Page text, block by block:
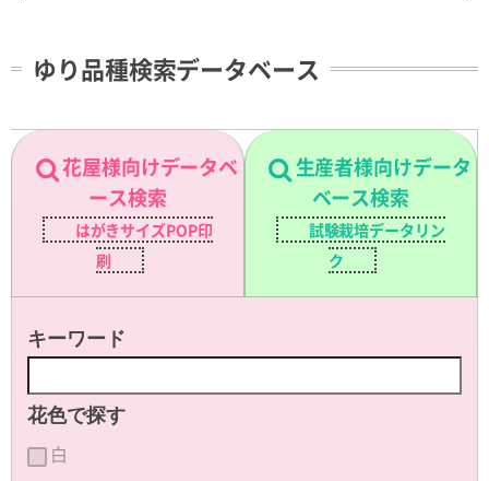
ゆり品種検索データベース
花屋様向けデータベ
ース検索
はがきサイズPOP印
刷
生産者様向けデータ
ベース検索
試験栽培データリン
ク
キーワード
花色で探す
白